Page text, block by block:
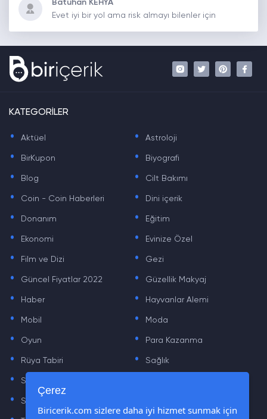
Batuhan KEHYA
Evet iyi bir yol ama risk almayı bilenler için
KATEGORİLER
. Aktüel . Astroloji
. BirKupon . Biyografi
. Blog . Cilt Bakımı
. Coin - Coin Haberleri . Dini içerik
. Donanım . Eğitim
. Ekonomi . Evinize Özel
. Film ve Dizi . Gezi
. Güncel Fiyatlar 2022 . Güzellik Makyaj
. Haber . Hayvanlar Alemi
. Mobil . Moda
. Oyun . Para Kazanma
. Rüya Tabiri . Sağlık
. Sinema .
. Sözler
. .
Çerez
Biricerik.com sizlere daha iyi hizmet sunmak için